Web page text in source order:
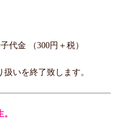
代金 （300円＋税）
いを終了致します。